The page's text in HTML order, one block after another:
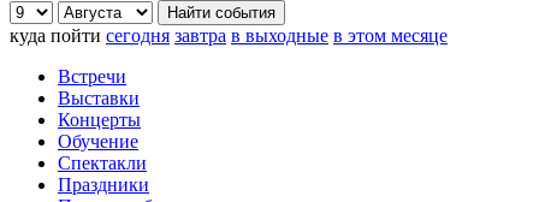
куда пойти сегодня завтра в выходные в этом месяце
Встречи
Выставки
Концерты
Обучение
Спектакли
Праздники